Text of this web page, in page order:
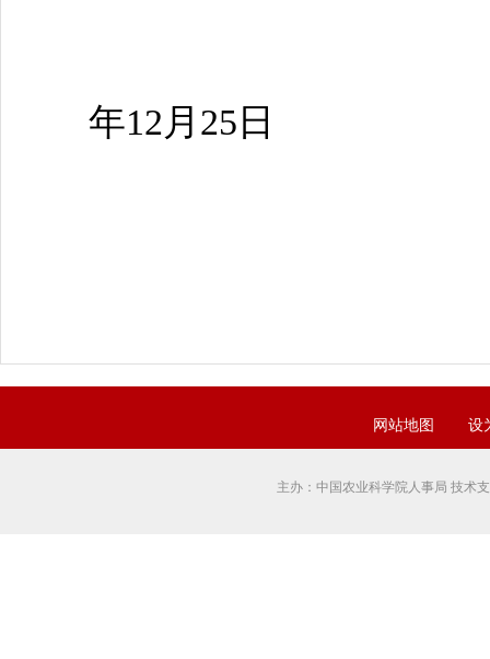
年12月25日
网站地图 设
主办：中国农业科学院人事局 技术